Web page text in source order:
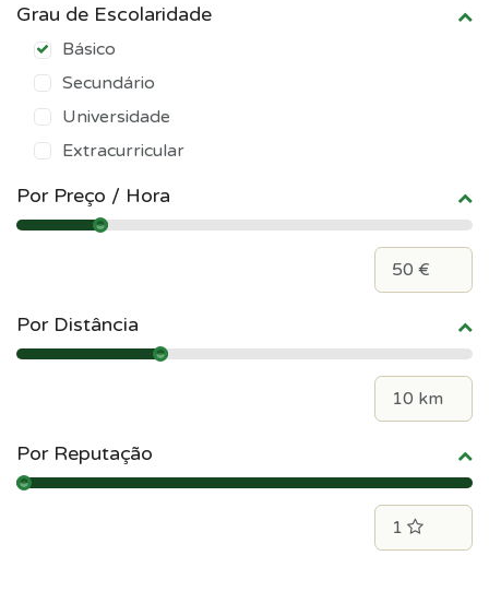
Grau de Escolaridade
Básico
Secundário
Universidade
Extracurricular
Por Preço / Hora
Por Distância
Por Reputação